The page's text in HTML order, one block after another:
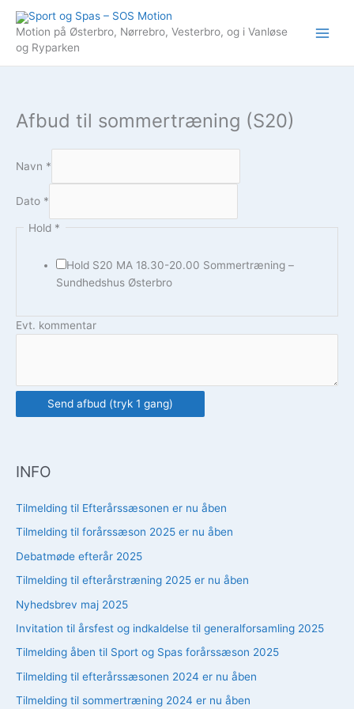
indholdet
Motion på Østerbro, Nørrebro, Vesterbro, og i Vanløse
og Ryparken
Afbud til sommertræning (S20)
Navn *
Dato *
Hold *
Hold S20 MA 18.30-20.00 Sommertræning –
Sundhedshus Østerbro
Evt. kommentar
Send afbud (tryk 1 gang)
INFO
Tilmelding til Efterårssæsonen er nu åben
Tilmelding til forårssæson 2025 er nu åben
Debatmøde efterår 2025
Tilmelding til efterårstræning 2025 er nu åben
Nyhedsbrev maj 2025
Invitation til årsfest og indkaldelse til generalforsamling 2025
Tilmelding åben til Sport og Spas forårssæson 2025
Tilmelding til efterårssæsonen 2024 er nu åben
Tilmelding til sommertræning 2024 er nu åben